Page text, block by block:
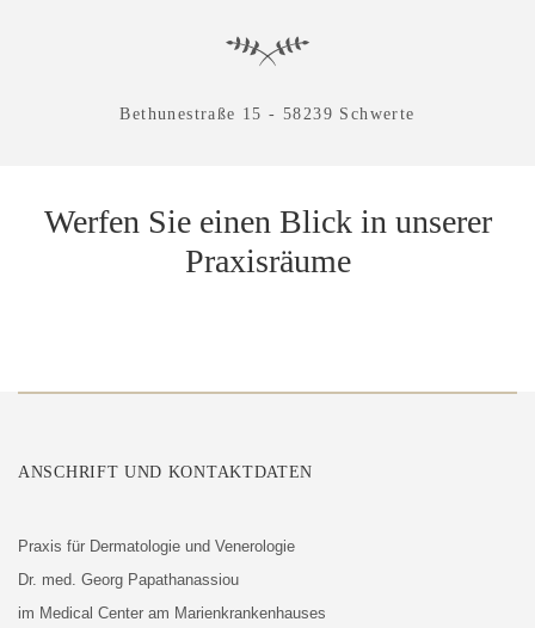
Bethunestraße 15 - 58239 Schwerte
Werfen Sie einen Blick in unserer
Praxisräume
ANSCHRIFT UND KONTAKTDATEN
Praxis für Dermatologie und Venerologie
Dr. med. Georg Papathanassiou
im Medical Center am Marienkrankenhauses